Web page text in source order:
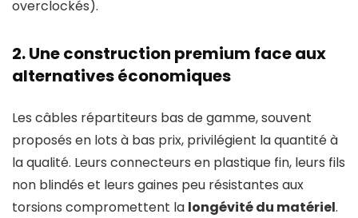
overclockés).
2. Une construction premium face aux
alternatives économiques
Les câbles répartiteurs bas de gamme, souvent
proposés en lots à bas prix, privilégient la quantité à
la qualité. Leurs connecteurs en plastique fin, leurs fils
non blindés et leurs gaines peu résistantes aux
torsions compromettent la longévité du matériel.